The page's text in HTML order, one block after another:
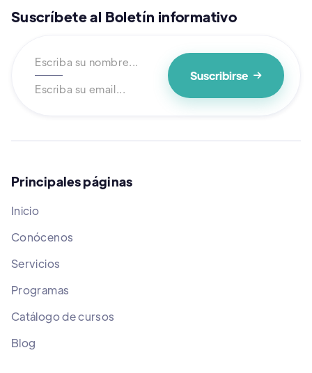
Suscríbete al Boletín informativo

Principales páginas
Inicio
Conócenos
Servicios
Programas
Catálogo de cursos
Blog